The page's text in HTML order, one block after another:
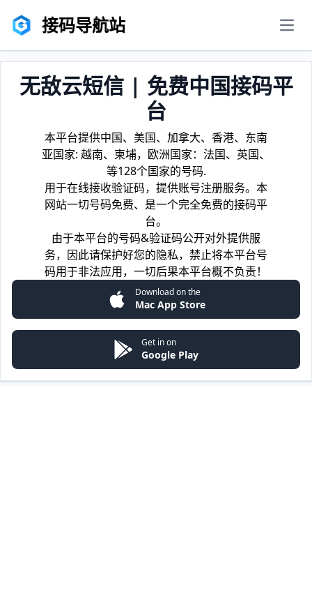
接码导航站
无敌云短信 | 免费中国接码平
台
本平台提供中国、美国、加拿大、香港、东南
亚国家: 越南、柬埔，欧洲国家：法国、英国、
等128个国家的号码.
用于在线接收验证码，提供账号注册服务。本
网站一切号码免费、是一个完全免费的接码平
台。
由于本平台的号码&验证码公开对外提供服
务，因此请保护好您的隐私，禁止将本平台号
码用于非法应用，一切后果本平台概不负责！
Download on the
Mac App Store
Get in on
Google Play